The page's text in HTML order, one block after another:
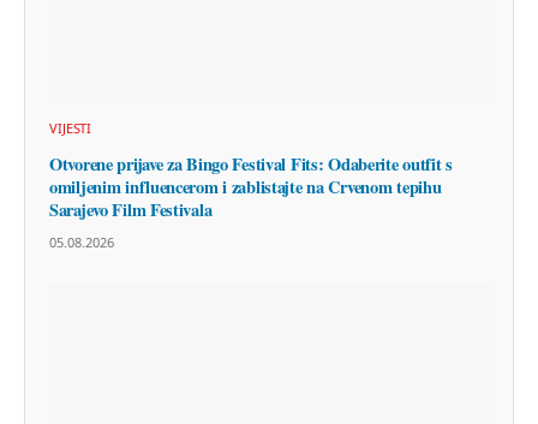
VIJESTI
Otvorene prijave za Bingo Festival Fits: Odaberite outfit s
omiljenim influencerom i zablistajte na Crvenom tepihu
Sarajevo Film Festivala
05.08.2026